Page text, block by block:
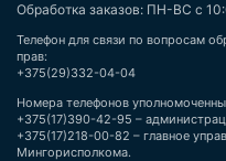
Обработка заказов: ПН-ВС с
Телефон для связи по вопросам
прав:
+375(29)332-04-04
Номера телефонов
+375(17)390-42-95 –
+375(17)218-00-82 – главное
Мингорисполкома.